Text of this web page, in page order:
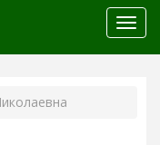
меню